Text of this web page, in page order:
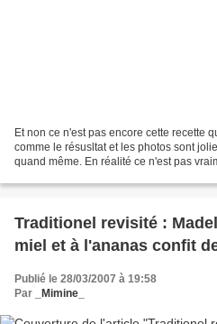
Et non ce n'est pas encore cette recette
comme le résusltat et les photos sont
quand même. En réalité ce n'est pas
Traditionel revisité :
miel et à l'ananas confit
Publié le 28/03/2007 à 19:58
Par
_Mimine_